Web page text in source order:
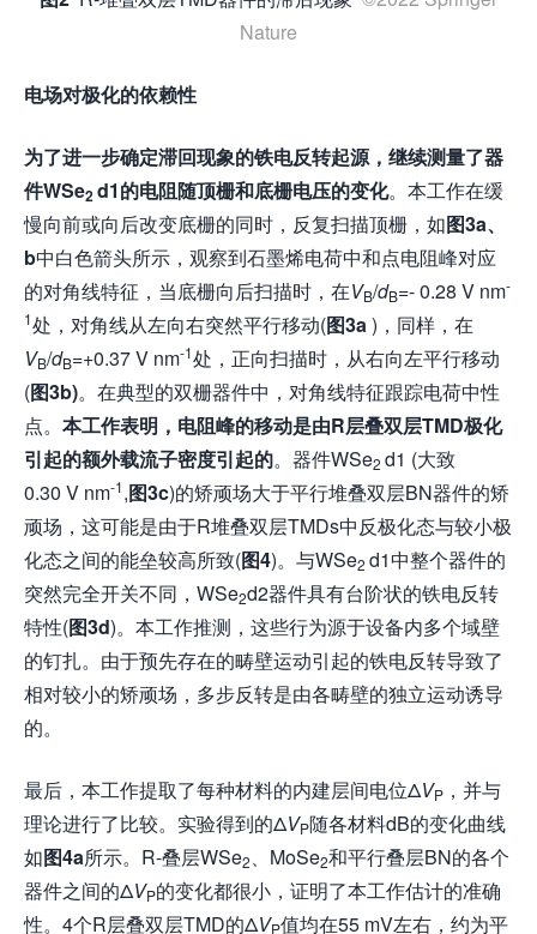
Nature
电场对极化的依赖性
为了进一步确定滞回现象的铁电反转起源， 继续测量了器
件WSe2d1的电阻随顶栅和底栅电压的变化。本工作在缓
慢向前或向后改变底栅的同时，反复扫描顶栅，如图3a、
b中白色箭头所示，观察到石墨烯电荷中和点电阻峰对应
的对角线特征，当底栅向后扫描时，在VB/dB=- 0.28 V nm-
1处，对角线从左向右突然平行移动(图3a)，同样，在
VB/dB=+0.37 V nm-1处，正向扫描时，从右向左平行移动
(图3b)。在典型的双栅器件中，对角线特征跟踪电荷中性
点。 本工作表明，电阻峰的移动是由R层叠双层TMD极化
引起的额外载流子密度引起的。器件WSe2 d1 (大致
0.30 V nm-1,图3c)的矫顽场大于平行堆叠双层BN器件的矫
顽场，这可能是由于R堆叠双层TMDs中反极化态与较小极
化态之间的能垒较高所致(图4)。与WSe2 d1中整个器件的
突然完全开关不同，WSe2d2器件具有台阶状的铁电反转
特性(图3d)。本工作推测，这些行为源于设备内多个域壁
的钉扎。由于预先存在的畴壁运动引起的铁电反转导致了
相对较小的矫顽场，多步反转是由各畴壁的独立运动诱导
的。
最后，本工作提取了每种材料的内建层间电位ΔVP ，并与
理论进行了比较。实验得到的ΔVP随各材料dB的变化曲线
如图4a所示。R-叠层WSe2、MoSe2和平行叠层BN的各个
器件之间的ΔVP的变化都很小，证明了本工作估计的准确
性。4个R层叠双层TMD的ΔVP值均在55 mV左右，约为平